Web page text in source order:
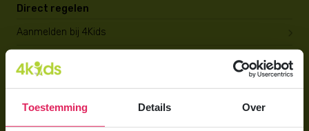
Toestemming Details Over
Direct regelen
Aanmelden bij 4Kids
Brochure aanvragen
Voor ouders